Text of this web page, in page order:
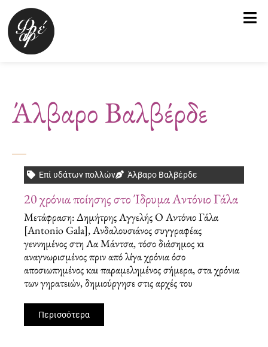
Μετάβαση
στο
περιεχόμενο
Άλβαρο Βαλβέρδε
Επί υδάτων πολλών Άλβαρο Βαλβέρδε
20 χρόνια ποίησης στο Ίδρυμα Αντόνιο Γάλα
Μετάφραση: Δημήτρης Αγγελής Ο Αντόνιο Γάλα
[Antonio Gala], Ανδαλουσιάνος συγγραφέας
γεννημένος στη Λα Μάντσα, τόσο διάσημος κι
αναγνωρισμένος πριν από λίγα χρόνια όσο
αποσιωπημένος και παραμελημένος σήμερα, στα χρόνια
των γηρατειών, δημιούργησε στις αρχές του
Περισσότερα